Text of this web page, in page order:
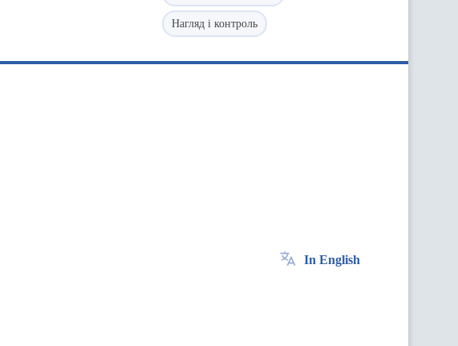
Нагляд і контроль
In English